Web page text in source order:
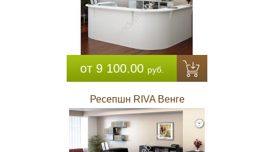
от 9 100.00 руб.
Ресепшн RIVA Венге